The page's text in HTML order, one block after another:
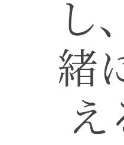
し
緒
え